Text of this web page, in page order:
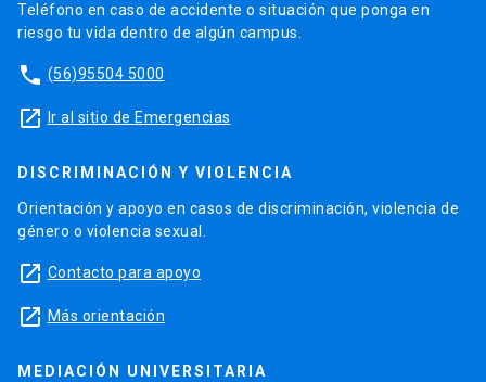
Teléfono en caso de accidente o situación que ponga en
riesgo tu vida dentro de algún campus.
phone (56)95504 5000
launch Ir al sitio de Emergencias
DISCRIMINACIÓN Y VIOLENCIA
Orientación y apoyo en casos de discriminación, violencia de
género o violencia sexual.
launch Contacto para apoyo
launch Más orientación
MEDIACIÓN UNIVERSITARIA